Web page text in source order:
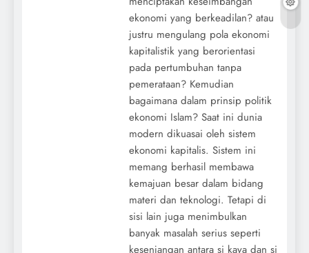
ekonomi yang berkeadilan? atau
justru mengulang pola ekonomi
kapitalistik yang berorientasi
pada pertumbuhan tanpa
pemerataan? Kemudian
bagaimana dalam prinsip politik
ekonomi Islam? Saat ini dunia
modern dikuasai oleh sistem
ekonomi kapitalis. Sistem ini
memang berhasil membawa
kemajuan besar dalam bidang
materi dan teknologi. Tetapi di
sisi lain juga menimbulkan
banyak masalah serius seperti
kesenjangan antara si kaya dan si